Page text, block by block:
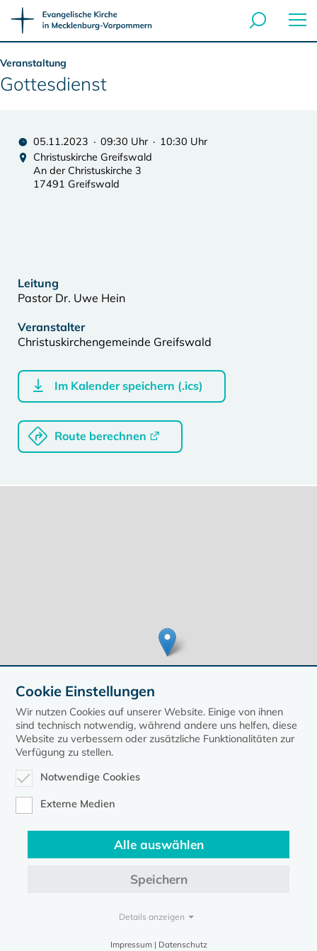
Veranstaltung
Gottesdienst
05.11.2023 · 09:30 Uhr · 10:30 Uhr
Christuskirche Greifswald
An der Christuskirche 3
17491 Greifswald
Leitung
Pastor Dr. Uwe Hein
Veranstalter
Christuskirchengemeinde Greifswald
Im Kalender speichern (.ics)
Route berechnen
zurück zur Übersicht der Veranstaltungen
Datenschutz
Evangelische Kirche in Mecklenburg-Vorpommern © 2026
Cookie Einstellungen
Wir nutzen Cookies auf unserer Website. Einige von ihnen
sind technisch notwendig, während andere uns helfen, diese
Website zu verbessern oder zusätzliche Funktionalitäten zur
Verfügung zu stellen.
Notwendige Cookies
Externe Medien
Alle auswählen
Speichern
Details anzeigen
Impressum | Datenschutz